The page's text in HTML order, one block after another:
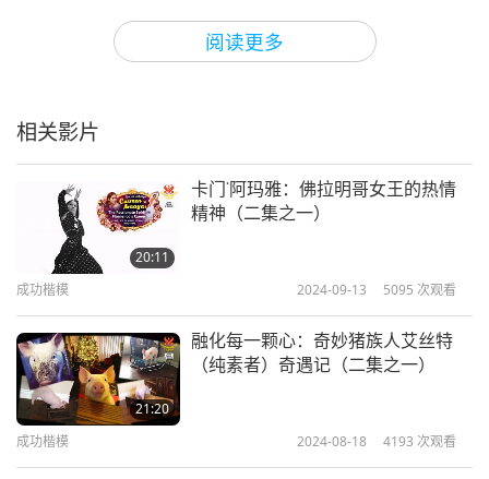
阅读更多
施一项巧妙策略，为国家带来持久的和平。路易国王
藉由将贵族从他们在地的势力据点吸引到凡尔赛纪律
除了推广当代法国艺术，路易十四国王也收藏来自海
外的作品，包括古典文物。为培养卓越艺术人才，他
于一六六六年创立罗马法兰西学院，作为「皇家绘画
与雕塑学院」的分院。有前途的年轻法国艺术家被派
往当地研习古罗马艺术、建筑与雕塑。
这一时期孕育了被称为「法国古典主义」的风格，其
特色是和谐、清晰，并引用希腊罗马神话。路易十四
国王本人采用太阳为其标志，将其统治与辉煌的阿波
罗连结，即希腊神话中掌管太阳、音乐与艺术之神—
象征他既是统治者，也是文化赞助者。
相关影片
20:11
卡门˙阿玛雅：佛拉明哥女王的热情
精神（二集之一）
成功楷模 2024-09-13 5095 次观看
21:20
融化每一颗心：奇妙猪族人艾丝特
（纯素者）奇遇记（二集之一）
成功楷模 2024-08-18 4193 次观看